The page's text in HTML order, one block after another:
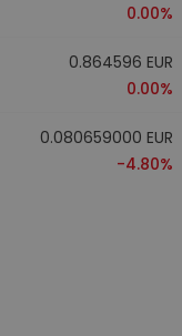
0.00%
0.864596 EUR
0.00%
0.080659000 EUR
-4.80%